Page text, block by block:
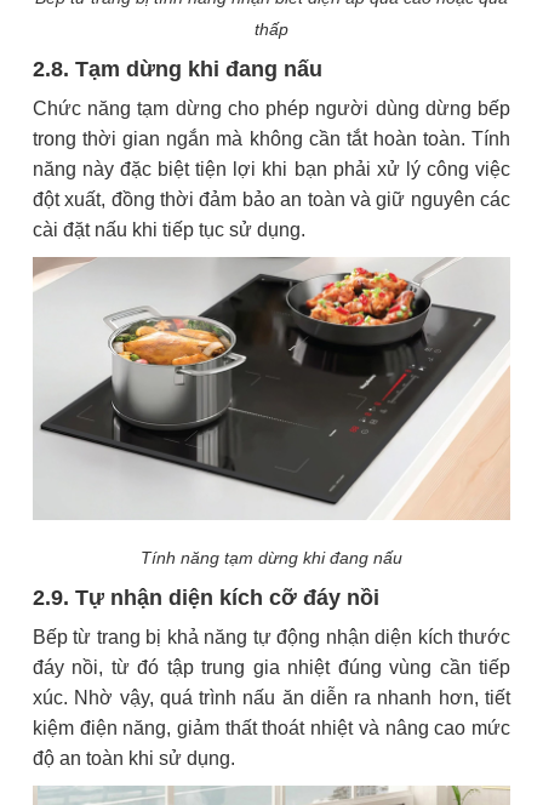
thấp
2.8. Tạm dừng khi đang nấu
Chức năng tạm dừng cho phép người dùng dừng bếp
trong thời gian ngắn mà không cần tắt hoàn toàn. Tính
năng này đặc biệt tiện lợi khi bạn phải xử lý công việc
đột xuất, đồng thời đảm bảo an toàn và giữ nguyên các
cài đặt nấu khi tiếp tục sử dụng.
Tính năng tạm dừng khi đang nấu
2.9. Tự nhận diện kích cỡ đáy nồi
Bếp từ trang bị khả năng tự động nhận diện kích thước
đáy nồi, từ đó tập trung gia nhiệt đúng vùng cần tiếp
xúc. Nhờ vậy, quá trình nấu ăn diễn ra nhanh hơn, tiết
kiệm điện năng, giảm thất thoát nhiệt và nâng cao mức
độ an toàn khi sử dụng.